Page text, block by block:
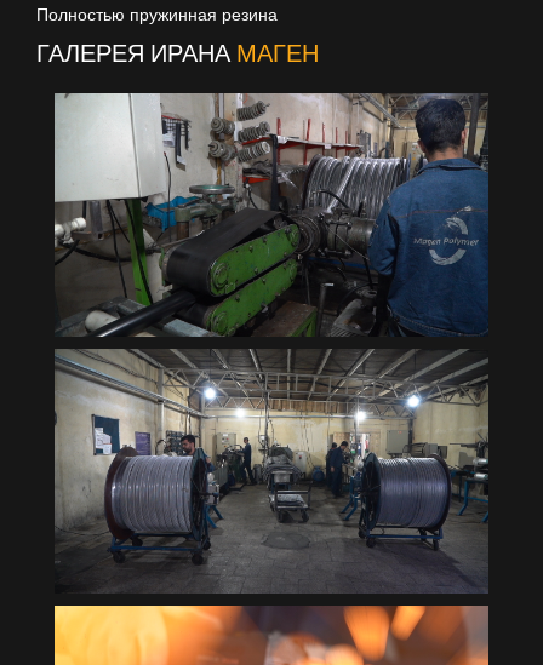
Полностью пружинная резина
ГАЛЕРЕЯ ИРАНАМАГЕН